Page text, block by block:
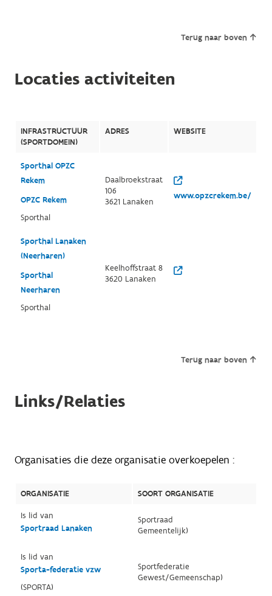
Terug naar boven
Locaties activiteiten
INFRASTRUCTUUR
(SPORTDOMEIN)
ADRES WEBSITE
Sporthal OPZC
Rekem
OPZC Rekem
Sporthal
Daalbroekstraat
106
3621 Lanaken
www.opzcrekem.be/
Sporthal Lanaken
(Neerharen)
Sporthal
Neerharen
Sporthal
Keelhoffstraat 8
3620 Lanaken
Terug naar boven
Links/Relaties
Organisaties die deze organisatie overkoepelen :
ORGANISATIE
SOORT ORGANISATIE
Is lid van
Sportraad Lanaken
Sportraad
Gemeentelijk)
Is lid van
Sporta-federatie vzw
(SPORTA)
Sportfederatie
Gewest/Gemeenschap)